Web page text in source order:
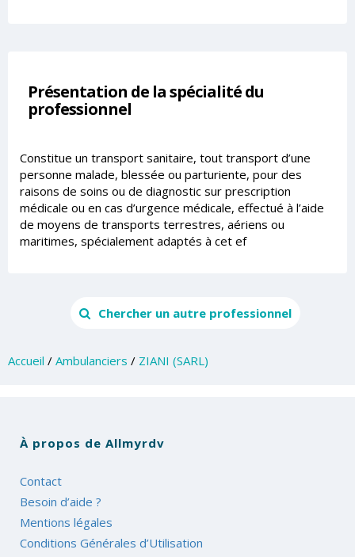
Présentation de la spécialité du
professionnel
Constitue un transport sanitaire, tout transport d’une
personne malade, blessée ou parturiente, pour des
raisons de soins ou de diagnostic sur prescription
médicale ou en cas d’urgence médicale, effectué à l’aide
de moyens de transports terrestres, aériens ou
maritimes, spécialement adaptés à cet ef
Chercher un autre professionnel
Accueil / Ambulanciers / ZIANI (SARL)
À propos de Allmyrdv
Contact
Besoin d’aide ?
Mentions légales
Conditions Générales d’Utilisation